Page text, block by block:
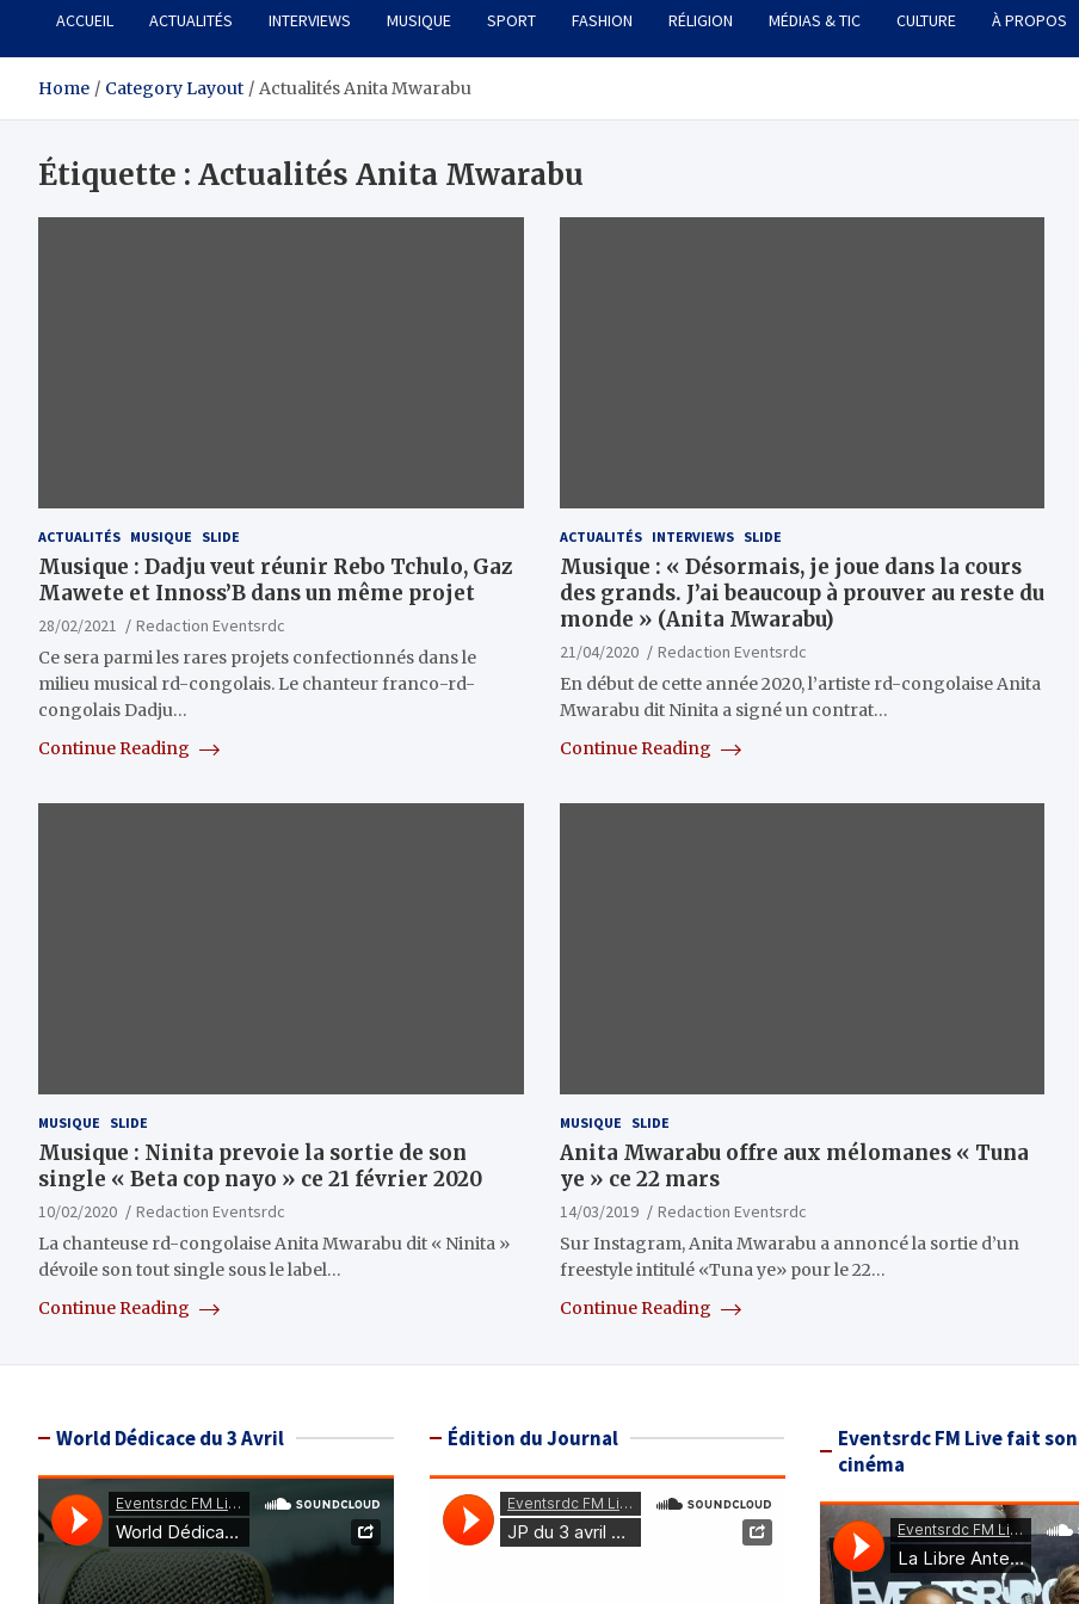
ACCUEIL ACTUALITÉS INTERVIEWS MUSIQUE SPORT FASHION RÉLIGION MÉDIAS & TIC CULTURE À PROPOS
Home Category Layout Actualités Anita Mwarabu
Étiquette : Actualités Anita Mwarabu
ACTUALITÉS MUSIQUE SLIDE
Musique : Dadju veut réunir Rebo Tchulo, Gaz
Mawete et Innoss’B dans un même projet
28/02/2021
Redaction Eventsrdc
Ce sera parmi les rares projets confectionnés dans le
milieu musical rd-congolais. Le chanteur franco-rd-
congolais Dadju…
Continue Reading
ACTUALITÉS INTERVIEWS SLIDE
Musique : « Désormais, je joue dans la cours
des grands. J’ai beaucoup à prouver au reste du
monde » (Anita Mwarabu)
21/04/2020
Redaction Eventsrdc
En début de cette année 2020, l’artiste rd-congolaise Anita
Mwarabu dit Ninita a signé un contrat…
Continue Reading
MUSIQUE SLIDE
Musique : Ninita prevoie la sortie de son
single « Beta cop nayo » ce 21 février 2020
10/02/2020
Redaction Eventsrdc
La chanteuse rd-congolaise Anita Mwarabu dit « Ninita »
dévoile son tout single sous le label…
Continue Reading
MUSIQUE SLIDE
Anita Mwarabu offre aux mélomanes « Tuna
ye » ce 22 mars
14/03/2019
Redaction Eventsrdc
Sur Instagram, Anita Mwarabu a annoncé la sortie d’un
freestyle intitulé «Tuna ye» pour le 22…
Continue Reading
World Dédicace du 3 Avril Édition du Journal
Eventsrdc FM Live fait son
cinéma